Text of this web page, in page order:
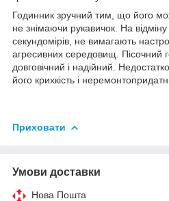
Годинник зручний тим, що його
не знімаючи рукавичок. На відміну
секундомірів, не вимагають
агресивних середовищ. Пісочний
довговічний і надійний.
його крихкість і
Приховати
Умови доставки
Нова Пошта